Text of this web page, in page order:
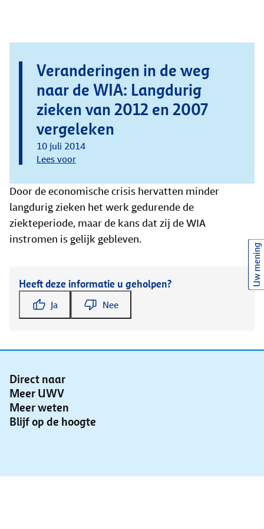
Veranderingen in de weg
naar de WIA: Langdurig
zieken van 2012 en 2007
vergeleken
10 juli 2014
Lees voor
Door de economische crisis hervatten minder
langdurig zieken het werk gedurende de
ziekteperiode, maar de kans dat zij de WIA
instromen is gelijk gebleven.
Heeft deze informatie u geholpen?
Ja Nee
Direct naar
Meer UWV
Meer weten
Blijf op de hoogte
Uw mening